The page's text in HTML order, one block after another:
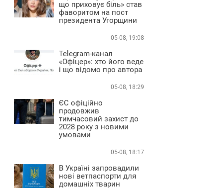
що приховує біль» став
фаворитом на пост
президента Угорщини
05-08, 19:08
Telegram-канал
«Офіцер»: хто його веде
і що відомо про автора
05-08, 18:29
ЄС офіційно
продовжив
тимчасовий захист до
2028 року з новими
умовами
05-08, 18:17
В Україні запровадили
нові ветпаспорти для
домашніх тварин